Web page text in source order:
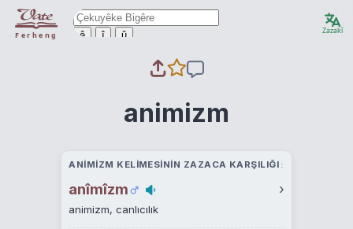
Ferheng ê î û Zazakî
animizm
ANIMIZM KELIMESININ ZAZACA KARŞILIĞI
anîmîzm ›
animizm, canlıcılık